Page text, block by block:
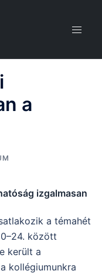
a
izgalmasan
a témahét
között
került a
kollégiumunkra